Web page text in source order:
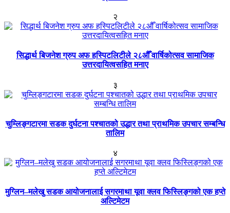
२
सिद्धार्थ बिजनेश ग्रुप अफ हस्पिटलिटीले २८औँ वार्षिकोत्सव सामाजिक
उत्तरदायित्वसहित मनाए
३
चुम्लिङ्गटारमा सडक दुर्घटना पश्चातको उद्धार तथा प्राथमिक उपचार सम्बन्धि
तालिम
४
मुग्लिन–मलेखु सडक आयोजनालाई सगरमाथा यूवा क्लव फिस्लिङ्गको एक हप्ते
अल्टिमेटम